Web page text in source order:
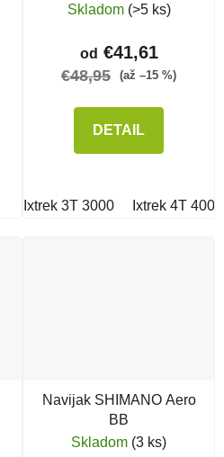
Skladom (>5 ks)
od €41,61
€48,95 (až –15 %)
DETAIL
Ixtrek 3T 3000 Ixtrek 4T 4000
Navijak SHIMANO Aero
BB
Skladom (3 ks)